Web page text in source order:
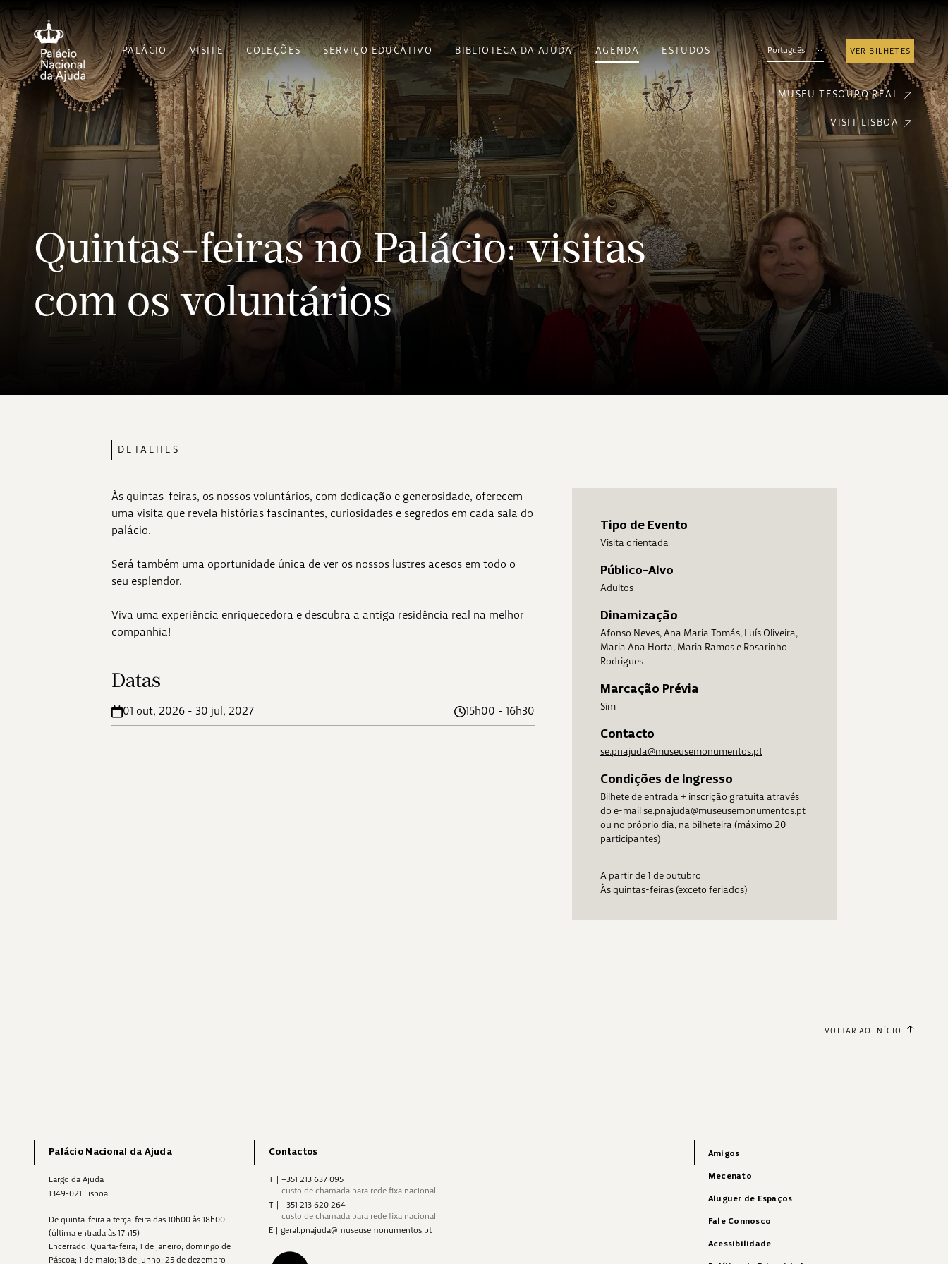
PALÁCIO VISITE COLEÇÕES SERVIÇO EDUCATIVO BIBLIOTECA DA AJUDA AGENDA ESTUDOS Português VER BILHETES
MUSEU TESOURO REAL
VISIT LISBOA
Quintas-feiras no Palácio: visitas
com os voluntários
DETALHES
Às quintas-feiras, os nossos voluntários, com dedicação e generosidade, oferecem
uma visita que revela histórias fascinantes, curiosidades e segredos em cada sala do
palácio.
Será também uma oportunidade única de ver os nossos lustres acesos em todo o
seu esplendor.
Viva uma experiência enriquecedora e descubra a antiga residência real na melhor
companhia!
Datas
01 out, 2026 - 30 jul, 2027 15h00 - 16h30
Tipo de Evento
Visita orientada
Público-Alvo
Adultos
Dinamização
Afonso Neves, Ana Maria Tomás, Luís Oliveira,
Maria Ana Horta, Maria Ramos e Rosarinho
Rodrigues
Marcação Prévia
Sim
Contacto
se.pnajuda@museusemonumentos.pt
Condições de Ingresso
Bilhete de entrada + inscrição gratuita através
do e-mail se.pnajuda@museusemonumentos.pt
ou no próprio dia, na bilheteira (máximo 20
participantes)
A partir de 1 de outubro
Às quintas-feiras (exceto feriados)
VOLTAR AO INÍCIO
Palácio Nacional da Ajuda
Largo da Ajuda
1349-021 Lisboa
De quinta-feira a terça-feira das 10h00 às 18h00
(última entrada às 17h15)
Encerrado: Quarta-feira; 1 de janeiro; domingo de
Páscoa; 1 de maio; 13 de junho; 25 de dezembro
Contactos
T
+351 213 637 095
custo de chamada para rede fixa nacional
T
+351 213 620 264
custo de chamada para rede fixa nacional
E
geral.pnajuda@museusemonumentos.pt
Amigos
Mecenato
Aluguer de Espaços
Fale Connosco
Acessibilidade